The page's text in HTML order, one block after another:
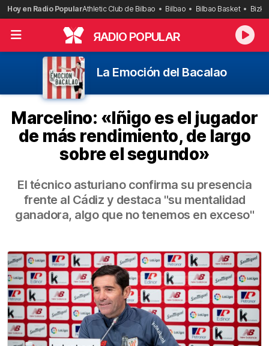
Saltar
al
contenido
Hoy en Radio PopularAthletic Club de Bilbao Bilbao Bilbao Basket
RADIO POPULAR
La Emoción del Bacalao
Marcelino: «Iñigo es el jugador
de más rendimiento, de largo
sobre el segundo»
El técnico asturiano confirma su presencia
frente al Cádiz y destaca "su mentalidad
ganadora, algo que no tenemos en exceso"